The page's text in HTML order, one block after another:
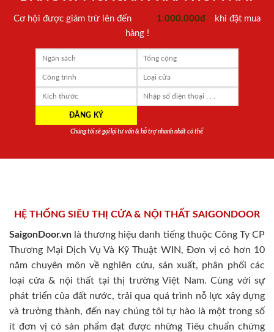
Cơ hội được giảm trừ lên đến 1.000.000đ
khi đặt mua
hàng !
Chúng tôi sẽ gọi lại tư vấn & hỗ trợ nhanh nhất có thể
HỆ THỐNG SIÊU THỊ CỬA & NỘI THẤT SAIGONDOOR
SaigonDoor.vn là thương hiệu danh tiếng thuộc Công Ty CP
Thương Mại Dịch Vụ Và Kỹ Thuật WIN, Đơn vị có hơn 10
năm chuyên môn về nghiên cứu, sản xuất, phân phối các
loại cửa & nội thất tại thị trường Việt Nam. Cùng với sự
phát triển của đất nước, trải qua quá trình nỗ lực xây dựng
và trưởng thành, đến nay chúng tôi tự hào là một trong số
ít đơn vị có sản phẩm đạt được những Tiêu chuẩn chứng